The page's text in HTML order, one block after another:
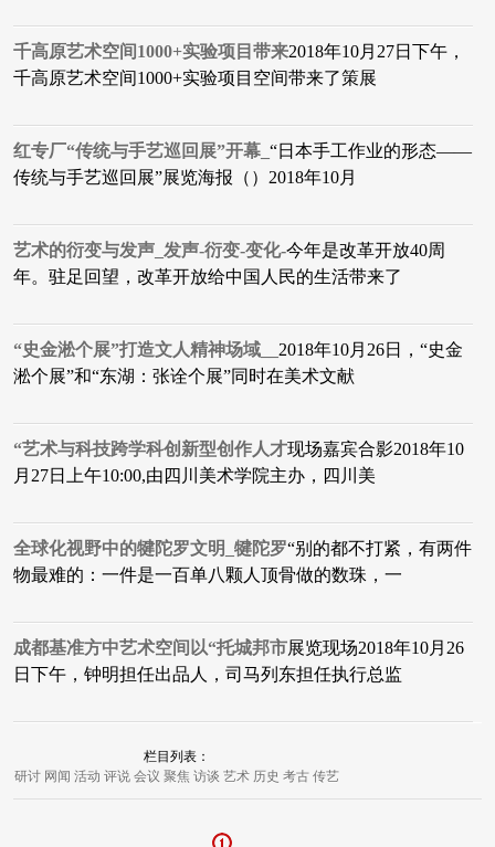
千高原艺术空间1000+实验项目带来2018年10月27日下午，
千高原艺术空间1000+实验项目空间带来了策展
红专厂“传统与手艺巡回展”开幕_ “日本手工作业的形态——
传统与手艺巡回展”展览海报（）2018年10月
艺术的衍变与发声_发声-衍变-变化-今年是改革开放40周
年。驻足回望，改革开放给中国人民的生活带来了
“史金淞个展”打造文人精神场域__ 2018年10月26日，“史金
淞个展”和“东湖：张诠个展”同时在美术文献
“艺术与科技跨学科创新型创作人才现场嘉宾合影2018年10
月27日上午10:00,由四川美术学院主办，四川美
全球化视野中的犍陀罗文明_犍陀罗“别的都不打紧，有两件
物最难的：一件是一百单八颗人顶骨做的数珠，一
成都基准方中艺术空间以“托城邦市展览现场2018年10月26
日下午，钟明担任出品人，司马列东担任执行总监
栏目列表：
研讨 网闻 活动 评说 会议 聚焦 访谈 艺术 历史 考古 传艺